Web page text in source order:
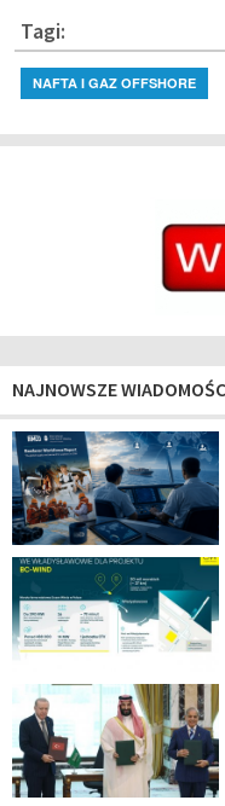
Tagi:
NAFTA I GAZ OFFSHORE
NAJNOWSZE